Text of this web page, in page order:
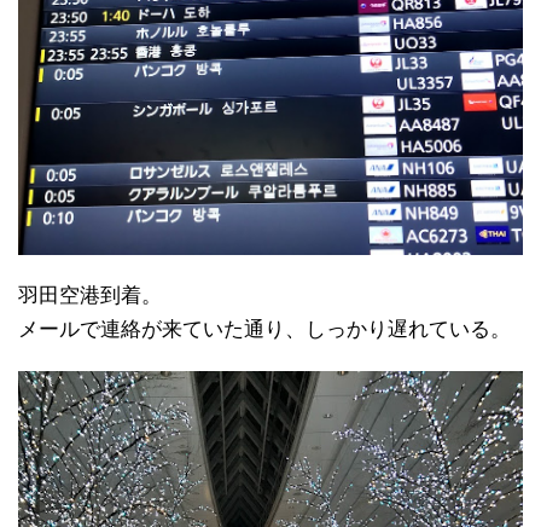
羽田空港到着。
メールで連絡が来ていた通り、しっかり遅れている。